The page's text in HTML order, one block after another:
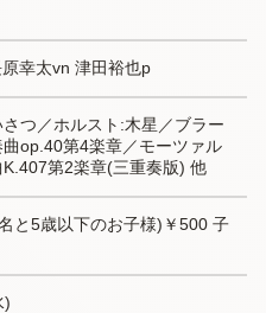
幸太vn 津田裕也p
つ／ホルスト:木星／ブラー
曲op.40第4楽章／モーツァル
K.407第2楽章(三重奏版) 他
と5歳以下のお子様)￥500 子
)